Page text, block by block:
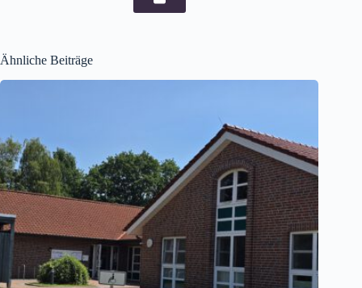
Ähnliche Beiträge